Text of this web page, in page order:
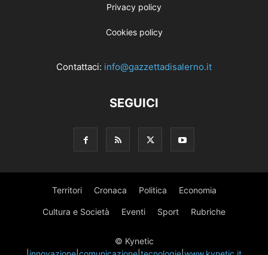
Privacy policy
Cookies policy
Contattaci: info@gazzettadisalerno.it
SEGUICI
Territori Cronaca Politica Economia
Cultura e Società Eventi Sport Rubriche
© Kynetic